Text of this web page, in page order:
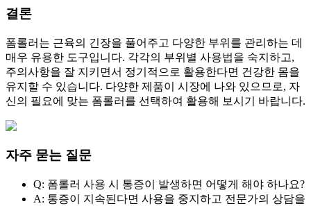
결론
폼롤러는 근육의 긴장을 풀어주고 다양한 부위를 관리하는 데
매우 유용한 도구입니다. 각각의 부위별 사용법을 숙지하고,
주의사항을 잘 지키면서 정기적으로 활용한다면 건강한 몸을
유지할 수 있습니다. 다양한 제품이 시장에 나와 있으므로, 자
신의 필요에 맞는 폼롤러를 선택하여 활용해 보시기 바랍니다.
자주 묻는 질문
Q: 폼롤러 사용 시 통증이 발생하면 어떻게 해야 하나요?
A: 통증이 지속된다면 사용을 중지하고 전문가의 상담을